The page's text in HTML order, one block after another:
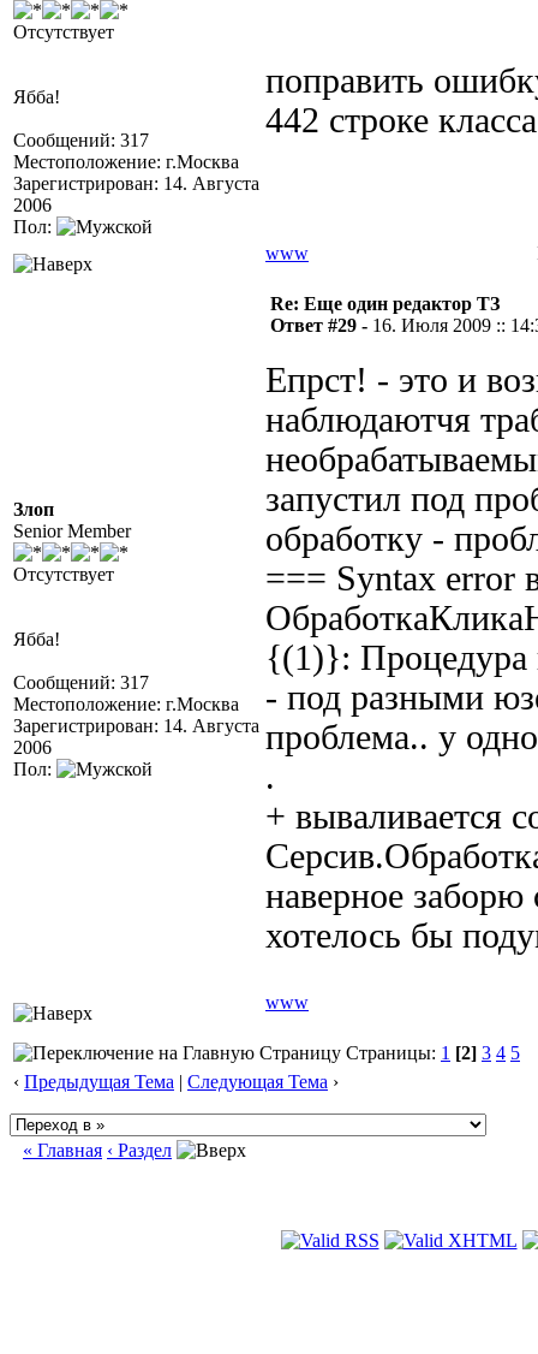
Отсутствует
Ябба!
Сообщений: 317
Местоположение: г.Москва
Зарегистрирован: 14. Августа
2006
Пол:
поправить
442 строке
www
Злоп
Senior Member
Отсутствует
Ябба!
Сообщений: 317
Местоположение: г.Москва
Зарегистрирован: 14. Августа
2006
Пол:
Re: Еще один редактор ТЗ
Ответ #29 - 16. Июля 2009 ::
Епрст! - это и
наблюдаютчя
запустил под
обработку -
=== Syntax error
{(1)}: Процедура
- под разными
проблема.. у
.
+ вываливается
наверное
хотелось бы
www
Страницы: 1 [2] 3 4 5
‹ Предыдущая Тема | Следующая Тема ›
« Главная ‹ Раздел